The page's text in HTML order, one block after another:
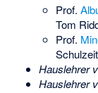
Prof.
Tom
Prof.
Hauslehrer
Hauslehrer